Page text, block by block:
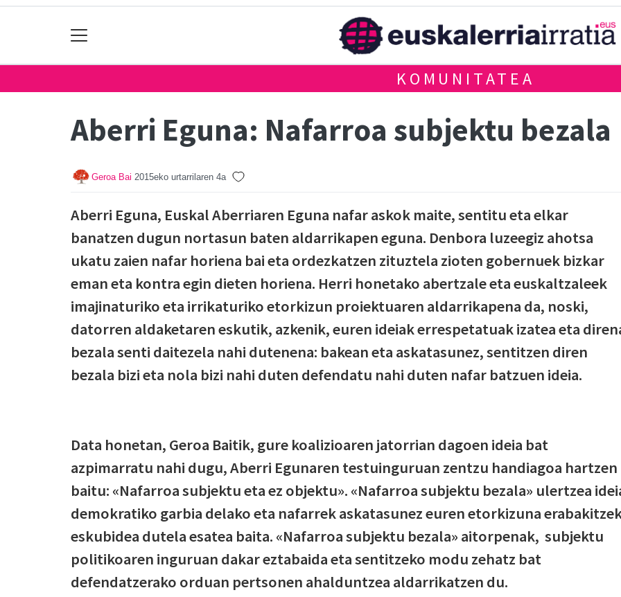
KOMUNITATEA
Aberri Eguna: Nafarroa subjektu bezala
Geroa Bai 2015eko urtarrilaren 4a
Aberri Eguna, Euskal Aberriaren Eguna nafar askok maite, sentitu eta elkar
banatzen dugun nortasun baten aldarrikapen eguna. Denbora luzeegiz ahotsa
ukatu zaien nafar horiena bai eta ordezkatzen zituztela zioten gobernuek bizkar
eman eta kontra egin dieten horiena. Herri honetako abertzale eta euskaltzaleek
imajinaturiko eta irrikaturiko etorkizun proiektuaren aldarrikapena da, noski,
datorren aldaketaren eskutik, azkenik, euren ideiak errespetatuak izatea eta
bezala senti daitezela nahi dutenena: bakean eta askatasunez, sentitzen diren
bezala bizi eta nola bizi nahi duten defendatu nahi duten nafar batzuen ideia.
Data honetan, Geroa Baitik, gure koalizioaren jatorrian dagoen ideia bat
azpimarratu nahi dugu, Aberri Egunaren testuinguruan zentzu handiagoa hartzen
baitu: «Nafarroa subjektu eta ez objektu». «Nafarroa subjektu bezala» ulertzea
demokratiko garbia delako eta nafarrek askatasunez euren etorkizuna
eskubidea dutela esatea baita. «Nafarroa subjektu bezala» aitorpenak, subjektu
politikoaren inguruan dakar eztabaida eta sentitzeko modu zehatz bat
defendatzerako orduan pertsonen ahalduntzea aldarrikatzen du.